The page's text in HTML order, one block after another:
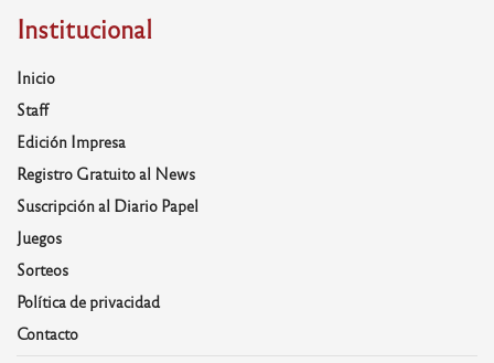
Institucional
Inicio
Staff
Edición Impresa
Registro Gratuito al News
Suscripción al Diario Papel
Juegos
Sorteos
Política de privacidad
Contacto